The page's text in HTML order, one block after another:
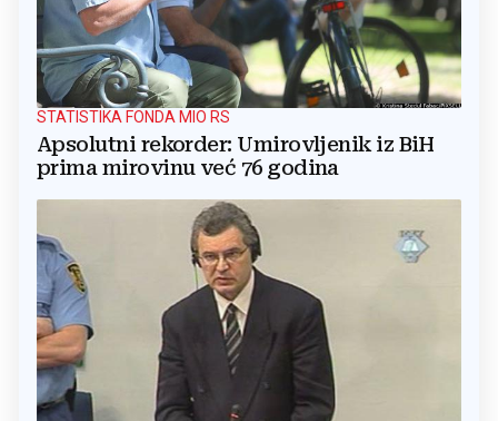
STATISTIKA FONDA MIO RS
Apsolutni rekorder: Umirovljenik iz BiH
prima mirovinu već 76 godina